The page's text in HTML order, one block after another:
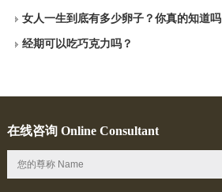
女人一生到底有多少卵子？你真的知道吗
经期可以吃巧克力吗？
在线咨询 Online Consultant